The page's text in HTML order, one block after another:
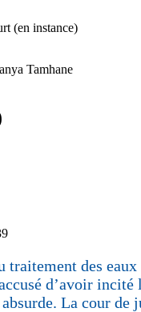
(en instance)
traitement des
d’avoir incité
La cour de